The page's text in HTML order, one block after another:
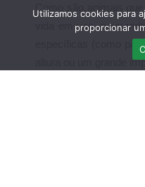
Como são animais
vida em voo,
específicas (como
altura ou um grande
Utilizamos cookies para
proporcionar